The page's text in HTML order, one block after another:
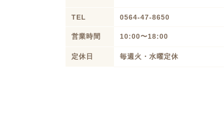
TEL 0564-47-8650
営業時間 10:00〜18:00
定休日 毎週火・水曜定休